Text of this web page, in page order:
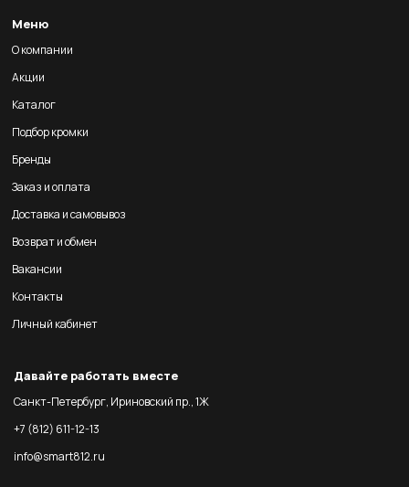
Меню
О компании
Акции
Каталог
Подбор кромки
Бренды
Заказ и оплата
Доставка и самовывоз
Возврат и обмен
Вакансии
Контакты
Личный кабинет
Давайте работать вместе
Санкт-Петербург, Ириновский пр., 1Ж
+7 (812) 611-12-13
info@smart812.ru